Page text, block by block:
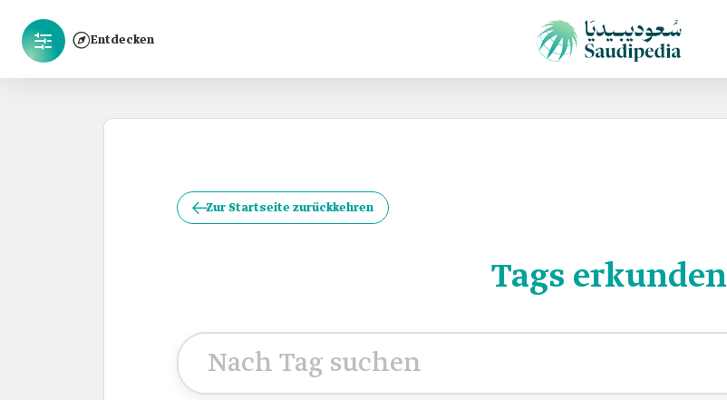
Entdecken
Zur Startseite zurückkehren
Tags erkunden